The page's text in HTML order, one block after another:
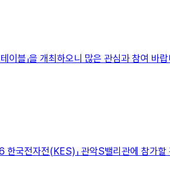
블」을 개최하오니 많은 관심과 참여 바랍
국전자전(KES)」 관악S밸리관에 참가